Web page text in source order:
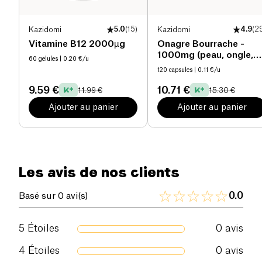
Kazidomi 5.0(15)
Vitamine B12 2000µg
60 gelules | 0.20 €/u
9.59 € 11.99 €
Ajouter au panier
Kazidomi 4.9(
Onagre Bourrache -
1000mg (peau, ongle,
cheveux) bio
120 capsules | 0.11 €/u
10.71 € 15.30 €
Ajouter au panier
Les avis de nos clients
Basé sur 0 avi(s) 0.0
5 Étoiles 0 avis
4 Étoiles 0 avis